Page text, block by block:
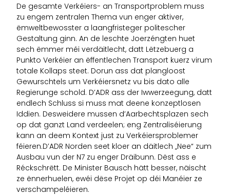
De gesamte Verkéiers- an Transportproblem muss
zu engem zentralen Thema vun enger aktiver,
ëmweltbewosster a laangfristeger politescher
Gestaltung ginn. An de leschte Joerzéngten huet
sech ëmmer méi verdäitlecht, datt Lëtzebuerg a
Punkto Verkéier an ëffentlechen Transport kuerz virum
totale Kollaps steet. Dorun ass dat plangloost
Gewurschtels um Verkéiersnetz vu bis dato alle
Regierunge schold. D’ADR ass der Iwwerzeegung, datt
endlech Schluss si muss mat deene konzeptlosen
Iddien. Desweidere mussen d’Aarbechtsplazen sech
op dat ganzt Land verdeelen; eng Zentraliséierung
kann an deem Kontext just zu Verkéiersproblemer
féieren.D’ADR Norden seet kloer an däitlech „Nee“ zum
Ausbau vun der N7 zu enger Dräibunn. Dëst ass e
Réckschrëtt. De Minister Bausch hätt besser, näischt
ze ënnerhuelen, ewéi dëse Projet op déi Manéier ze
verschampeléieren.